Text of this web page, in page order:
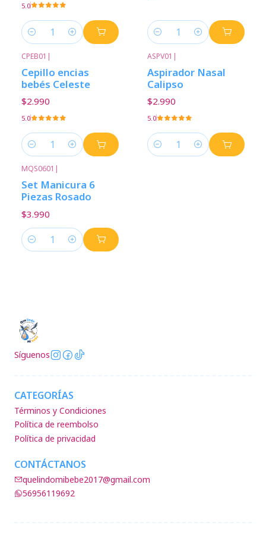
5.0
Cantidad Cantidad
CPEB01 |
Cepillo encias
bebés Celeste
$2.990
5.0
Cantidad
ASPV01 |
Aspirador Nasal
Calipso
$2.990
5.0
Cantidad
MQS0601 |
Set Manicura 6
Piezas Rosado
$3.990
Cantidad
Síguenos
CATEGORÍAS
Términos y Condiciones
Política de reembolso
Política de privacidad
CONTÁCTANOS
quelindomibebe2017@gmail.com
56956119692